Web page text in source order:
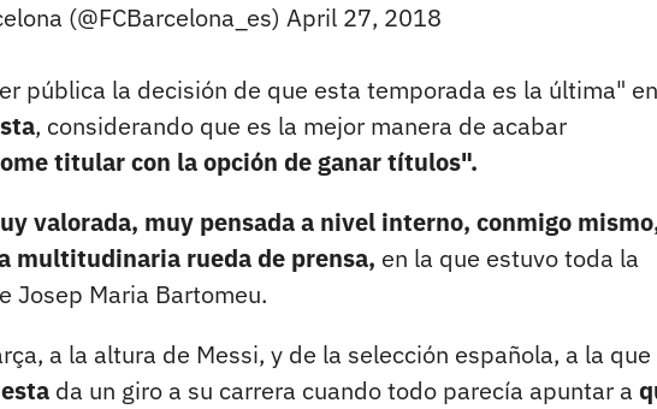
(@FCBarcelona_es) April 27, 2018
pública la decisión de que esta temporada es la última"
, considerando que es la mejor manera de acabar
titular con la opción de ganar títulos".
valorada, muy pensada a nivel interno, conmigo
multitudinaria rueda de prensa, en la que estuvo toda la
Josep Maria Bartomeu.
a la altura de Messi, y de la selección española, a la que
da un giro a su carrera cuando todo parecía apuntar a